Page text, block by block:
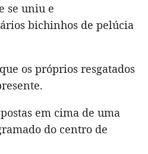
se uniu e
bichinhos de pelúcia
os próprios resgatados
em cima de uma
do centro de